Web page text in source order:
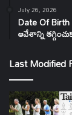
July 26, 2026
Date Of
ఆవేశాన్ని
Last Modified